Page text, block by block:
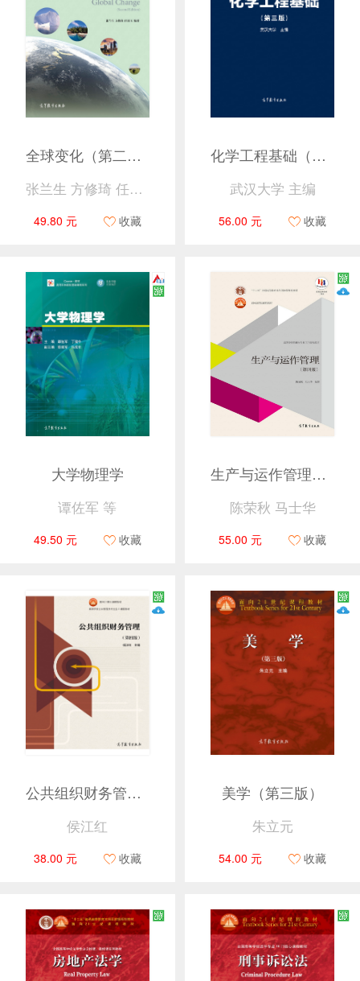
全球变化（第二版）
张兰生 方修琦 任国玉
49.80 元 收藏
化学工程基础（第3版）
武汉大学 主编
56.00 元 收藏
大学物理学
谭佐军 等
49.50 元 收藏
生产与运作管理（第四版）
陈荣秋 马士华
55.00 元 收藏
公共组织财务管理（第四版）
侯江红
38.00 元 收藏
美学（第三版）
朱立元
54.00 元 收藏